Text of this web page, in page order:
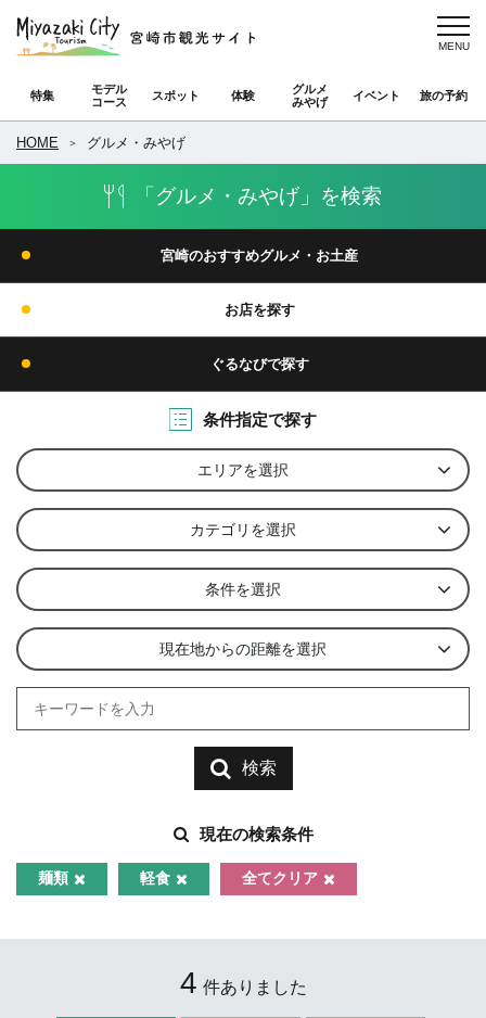
特集
モデル
コース
スポット 体験
グルメ
みやげ
イベント 旅の予約
HOME グルメ・みやげ
「グルメ・みやげ」を検索
宮崎のおすすめグルメ・お土産
お店を探す
ぐるなびで探す
条件指定で探す
エリアを選択
カテゴリを選択
条件を選択
現在地からの距離を選択
検索
現在の検索条件
麺類 軽食 全てクリア
4 件ありました